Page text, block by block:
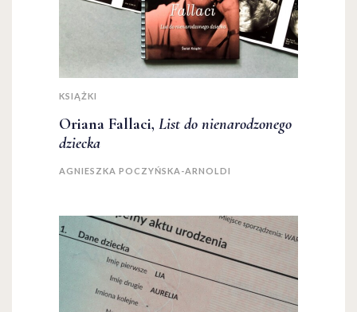
KSIĄŻKI
Oriana Fallaci, List do nienarodzonego
dziecka
AGNIESZKA POCZYŃSKA-ARNOLDI